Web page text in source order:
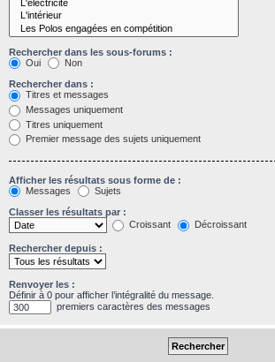
Rechercher dans les sous-forums :
Oui
Non
Rechercher dans :
Titres et messages
Messages uniquement
Titres uniquement
Premier message des sujets uniquement
Afficher les résultats sous forme de :
Messages
Sujets
Classer les résultats par :
Croissant
Décroissant
Rechercher depuis :
Renvoyer les :
Définir à 0 pour afficher l’intégralité du message.
premiers caractères des messages